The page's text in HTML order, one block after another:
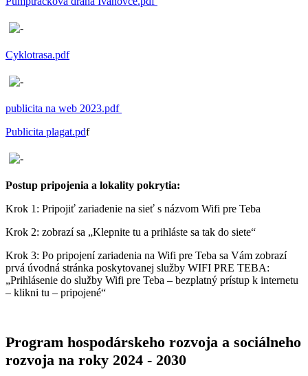
Cyklotrasa.pdf
publicita na web 2023.pdf
Publicita plagat.pdf
Postup pripojenia a lokality pokrytia:
Krok 1: Pripojiť zariadenie na sieť s názvom Wifi pre Teba
Krok 2: zobrazí sa „Klepnite tu a prihláste sa tak do siete“
Krok 3: Po pripojení zariadenia na Wifi pre Teba sa Vám zobrazí
prvá úvodná stránka poskytovanej služby WIFI PRE TEBA:
„Prihlásenie do služby Wifi pre Teba – bezplatný prístup k internetu
– klikni tu – pripojené“
Program hospodárskeho rozvoja a sociálneho
rozvoja na roky 2024 - 2030